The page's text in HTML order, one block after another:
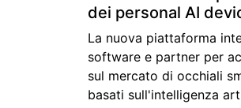
dei personal AI
La nuova piattaforma
software e partner per
sul mercato di occhiali
basati sull'intelligenza